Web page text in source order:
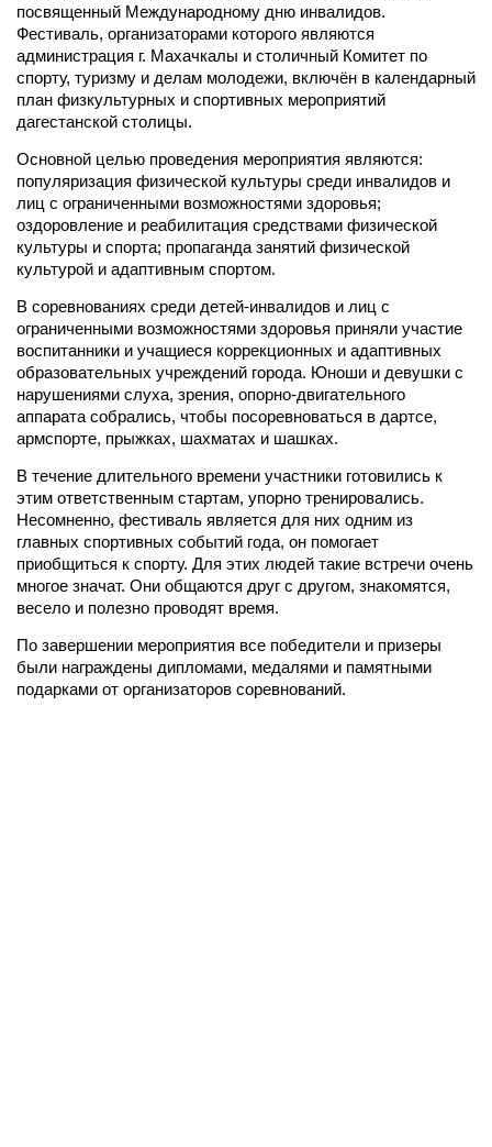
посвященный Международному дню инвалидов.
Фестиваль, организаторами которого являются
администрация г. Махачкалы и столичный Комитет по
спорту, туризму и делам молодежи, включён в календарный
план физкультурных и спортивных мероприятий
дагестанской столицы.
Основной целью проведения мероприятия являются:
популяризация физической культуры среди инвалидов и
лиц с ограниченными возможностями здоровья;
оздоровление и реабилитация средствами физической
культуры и спорта; пропаганда занятий физической
культурой и адаптивным спортом.
В соревнованиях среди детей-инвалидов и лиц с
ограниченными возможностями здоровья приняли участие
воспитанники и учащиеся коррекционных и адаптивных
образовательных учреждений города. Юноши и девушки с
нарушениями слуха, зрения, опорно-двигательного
аппарата собрались, чтобы посоревноваться в дартсе,
армспорте, прыжках, шахматах и шашках.
В течение длительного времени участники готовились к
этим ответственным стартам, упорно тренировались.
Несомненно, фестиваль является для них одним из
главных спортивных событий года, он помогает
приобщиться к спорту. Для этих людей такие встречи очень
многое значат. Они общаются друг с другом, знакомятся,
весело и полезно проводят время.
По завершении мероприятия все победители и призеры
были награждены дипломами, медалями и памятными
подарками от организаторов соревнований.